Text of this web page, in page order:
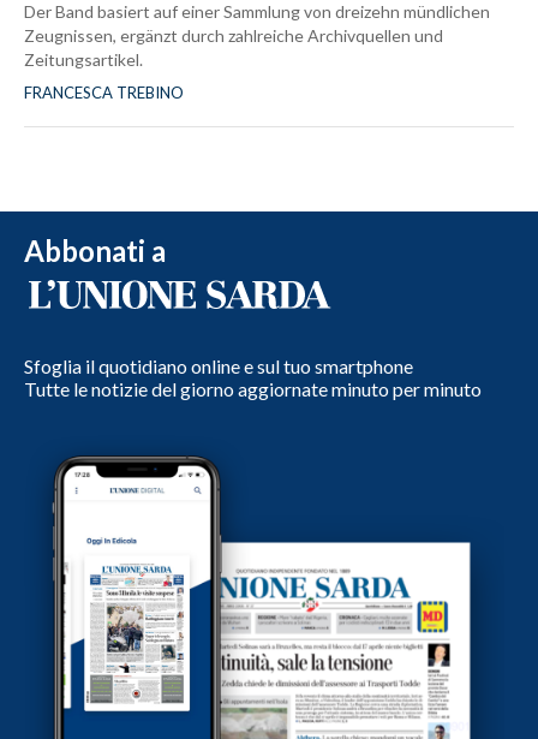
Der Band basiert auf einer Sammlung von dreizehn mündlichen
Zeugnissen, ergänzt durch zahlreiche Archivquellen und
Zeitungsartikel.
FRANCESCA TREBINO
Abbonati a
Sfoglia il quotidiano online e sul tuo smartphone
Tutte le notizie del giorno aggiornate minuto per minuto